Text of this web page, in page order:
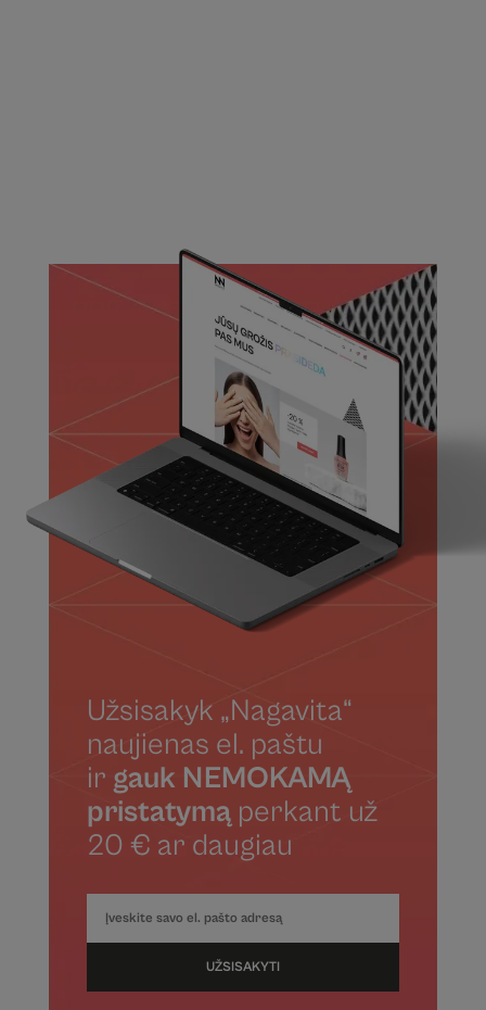
Užsisakyk „Nagavita“
naujienas el. paštu
ir gauk NEMOKAMĄ
pristatymąperkant už
20 € ar daugiau
UŽSISAKYTI